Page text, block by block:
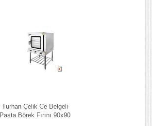
Turhan Çelik Ce Belgeli
Pasta Börek Fırını 90x90